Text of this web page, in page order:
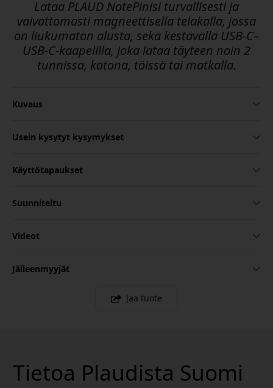
Lataa PLAUD NotePinisi turvallisesti ja
vaivattomasti magneettisella telakalla, jossa
on liukumaton alusta, sekä kestävällä USB-C–
USB-C-kaapelilla, joka lataa täyteen noin 2
tunnissa, kotona, töissä tai matkalla.
Kuvaus
Usein kysytyt kysymykset
Käyttötapaukset
Suunniteltu
Videot
Jälleenmyyjät
Jaa tuote
Tietoa Plaudista Suomi